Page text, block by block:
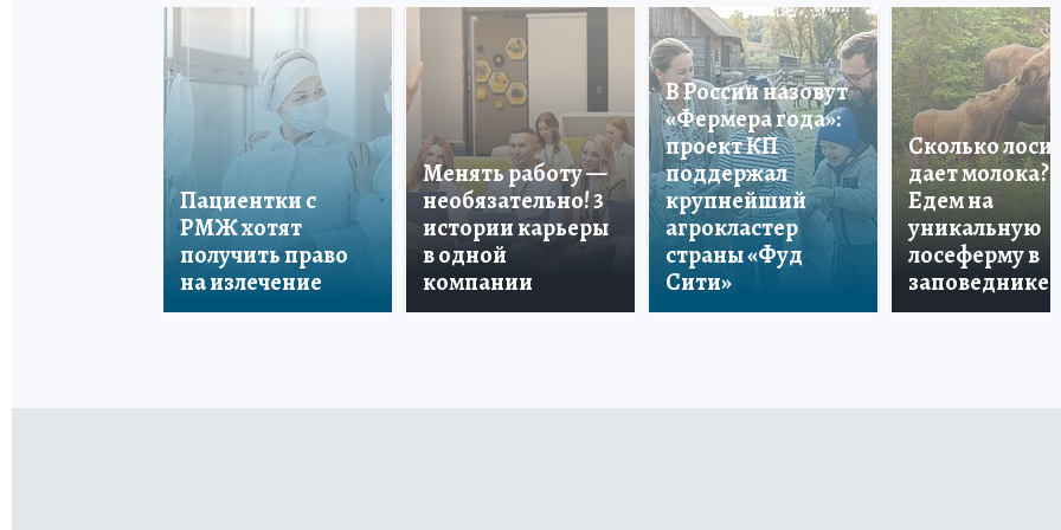
Пациентки с
РМЖ хотят
получить право
на излечение
Менять работу —
необязательно! 3
истории карьеры
в одной
компании
В России назовут
«Фермера года»:
проект КП
поддержал
крупнейший
агрокластер
страны «Фуд
Сити»
Сколько лосиха
дает молока?
Едем на
уникальную
лосеферму в
заповеднике!